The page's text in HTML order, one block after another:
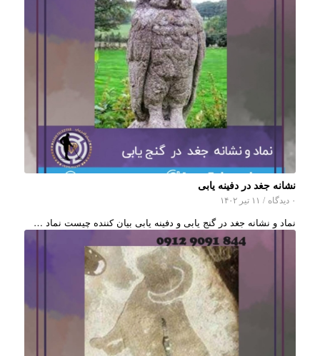
نشانه جغد در دفینه یابی
۰ دیدگاه / ۱۱ تیر ۱۴۰۲
نماد و نشانه جغد در گنج یابی و دفینه یابی بیان کننده چیست نماد …